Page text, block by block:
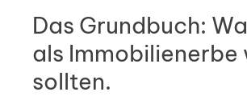
Das Grundbuch:
als Immobilienerbe
sollten.